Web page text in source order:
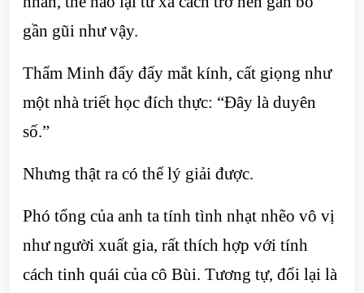
gần gũi như vậy.
Thẩm Minh đẩy đẩy mắt kính, cất giọng như
một nhà triết học đích thực: “Đây là duyên
số.”
Nhưng thật ra có thể lý giải được.
Phó tổng của anh ta tính tình nhạt nhẽo vô vị
như người xuất gia, rất thích hợp với tính
cách tinh quái của cô Bùi. Tương tự, đổi lại là